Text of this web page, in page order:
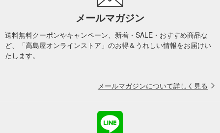
メールマガジン
送料無料クーポンやキャンペーン、新着・SALE・おすすめ商品な
ど、「高島屋オンラインストア」のお得＆うれしい情報をお届けい
たします。
メールマガジンについて詳しく見る